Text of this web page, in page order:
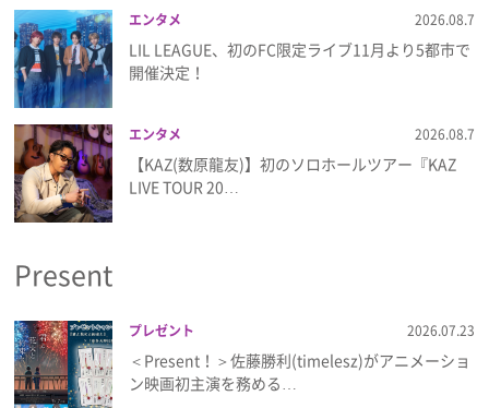
エンタメ 2026.08.7
LIL LEAGUE、初のFC限定ライブ11月より5都市で
開催決定！
エンタメ 2026.08.7
【KAZ(数原龍友)】初のソロホールツアー『KAZ
LIVE TOUR 20…
Present
プレゼント 2026.07.23
＜Present！＞佐藤勝利(timelesz)がアニメーショ
ン映画初主演を務める…